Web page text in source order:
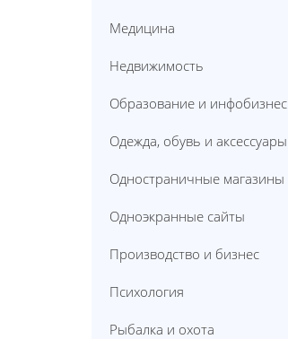
Медицина
Недвижимость
Образование и инфобизнес
Одежда, обувь и аксессуары
Одностраничные магазины
Одноэкранные сайты
Производство и бизнес
Психология
Рыбалка и охота